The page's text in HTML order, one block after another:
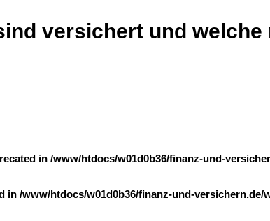
versichert und welche
in /www/htdocs/w01d0b36/finanz-und-
in /www/htdocs/w01d0b36/finanz-und-